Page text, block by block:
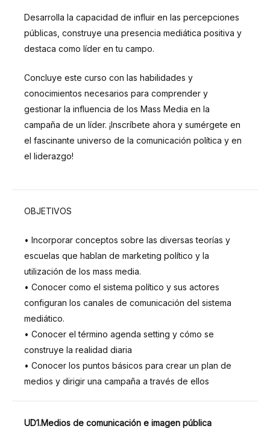
Desarrolla la capacidad de influir en las percepciones
públicas, construye una presencia mediática positiva y
destaca como líder en tu campo.
Concluye este curso con las habilidades y
conocimientos necesarios para comprender y
gestionar la influencia de los Mass Media en la
campaña de un líder. ¡Inscríbete ahora y sumérgete en
el fascinante universo de la comunicación política y en
el liderazgo!
OBJETIVOS
• Incorporar conceptos sobre las diversas teorías y
escuelas que hablan de marketing político y la
utilización de los mass media.
• Conocer como el sistema político y sus actores
configuran los canales de comunicación del sistema
mediático.
• Conocer el término agenda setting y cómo se
construye la realidad diaria
• Conocer los puntos básicos para crear un plan de
medios y dirigir una campaña a través de ellos
UD1.Medios de comunicación e imagen pública